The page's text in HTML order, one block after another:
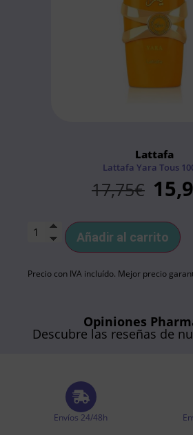
Lattafa
Lattafa Yara Tous
17,75€
Añadir al carrito
Precio con IVA incluído. Mejor precio
Opiniones
Descubre las reseñas de
Envíos 24/48h